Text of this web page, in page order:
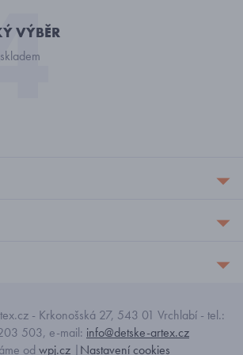
VÝBĚR
- Krkonošská 27, 543 01 Vrchlabí - tel.:
503, e-mail: info@detske-artex.cz
od wpj.cz |Nastavení cookies